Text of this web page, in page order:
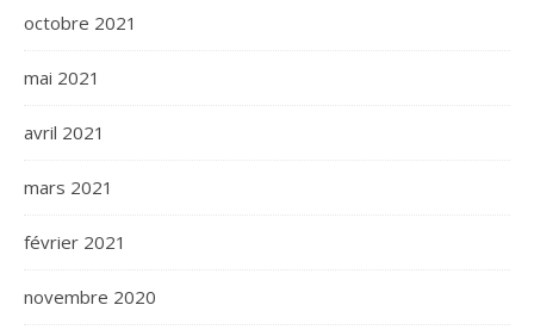
octobre 2021
mai 2021
avril 2021
mars 2021
février 2021
novembre 2020